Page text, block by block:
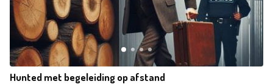
Hunted met begeleiding op afstand